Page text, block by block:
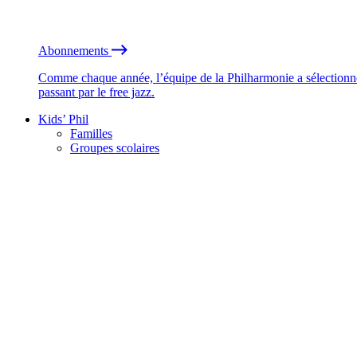
Abonnements
Comme chaque année, l’équipe de la Philharmonie a
passant par le free jazz.
Kids’ Phil
Familles
Groupes scolaires